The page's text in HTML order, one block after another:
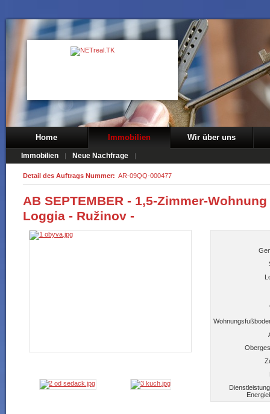
Home Immobilien
Immobilien Neue Nachfrage
Wir über uns
Detail des Auftrags Nummer: AR-09QQ-000477
AB SEPTEMBER - 1,5-Zimmer-
Loggia - Ružinov -